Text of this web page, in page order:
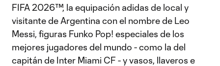
FIFA 2026™, la equipación adidas de local y
visitante de Argentina con el nombre de Leo
Messi, figuras Funko Pop! especiales de los
mejores jugadores del mundo - como la del
capitán de Inter Miami CF - y vasos, llaveros e